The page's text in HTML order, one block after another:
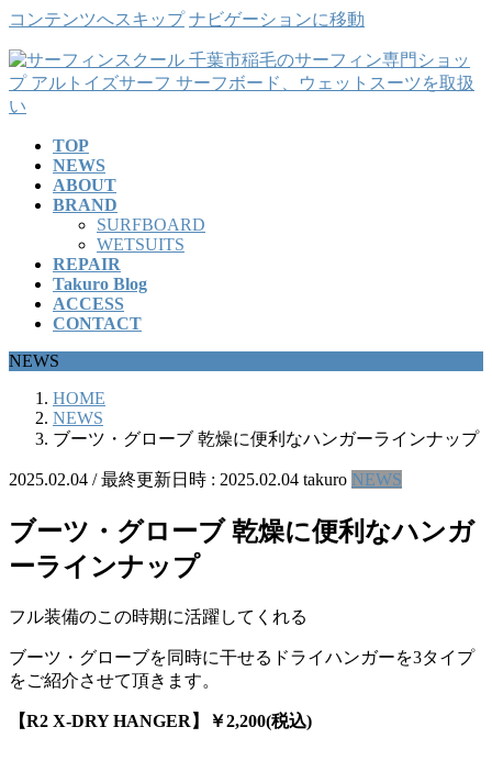
コンテンツへスキップ ナビゲーションに移動
TOP
NEWS
ABOUT
BRAND
SURFBOARD
WETSUITS
REPAIR
Takuro Blog
ACCESS
CONTACT
NEWS
HOME
NEWS
ブーツ・グローブ 乾燥に便利なハンガーラインナップ
2025.02.04 / 最終更新日時 : 2025.02.04 takuro NEWS
ブーツ・グローブ 乾燥に便利なハンガ
ーラインナップ
フル装備のこの時期に活躍してくれる
ブーツ・グローブを同時に干せるドライハンガーを3タイプ
をご紹介させて頂きます。
【R2 X-DRY HANGER】￥2,200(税込)